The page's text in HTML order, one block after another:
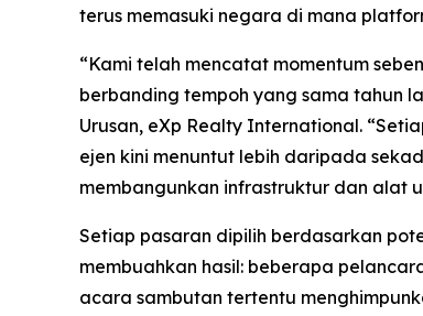
terus memasuki negara di mana
“Kami telah mencatat momentum
berbanding tempoh yang sama tahun
Urusan, eXp Realty International.
ejen kini menuntut lebih daripada
membangunkan infrastruktur dan alat
Setiap pasaran dipilih berdasarkan
membuahkan hasil: beberapa
acara sambutan tertentu